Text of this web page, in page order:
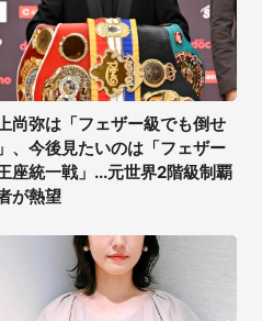
尚弥は「フェザー級でも倒せ
、今後見たいのは「フェザー
座統一戦」...元世界2階級制覇
が熱望